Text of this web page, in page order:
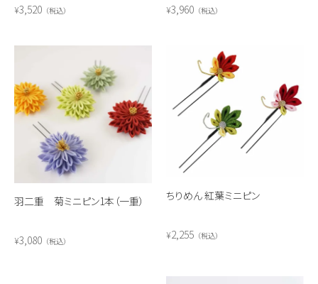
¥3,520 税込 ¥3,960 税込
羽二重 菊ミニピン1本（一重）
¥3,080 税込
ちりめん 紅葉ミニピン
¥2,255 税込